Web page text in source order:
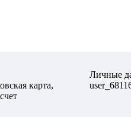
карта,
Личные